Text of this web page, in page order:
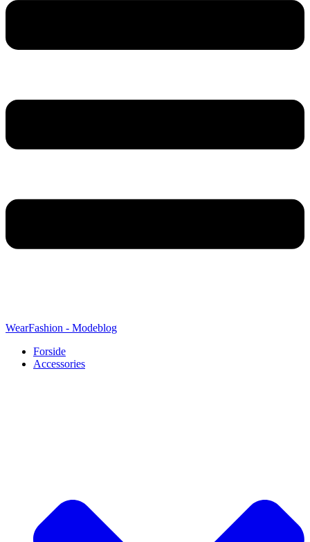
WearFashion - Modeblog
Forside
Accessories